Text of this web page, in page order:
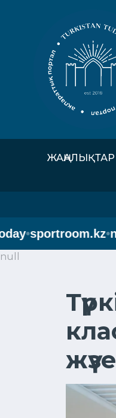
ЖАҢАЛЫҚТАР
•sportroom.kz•
null